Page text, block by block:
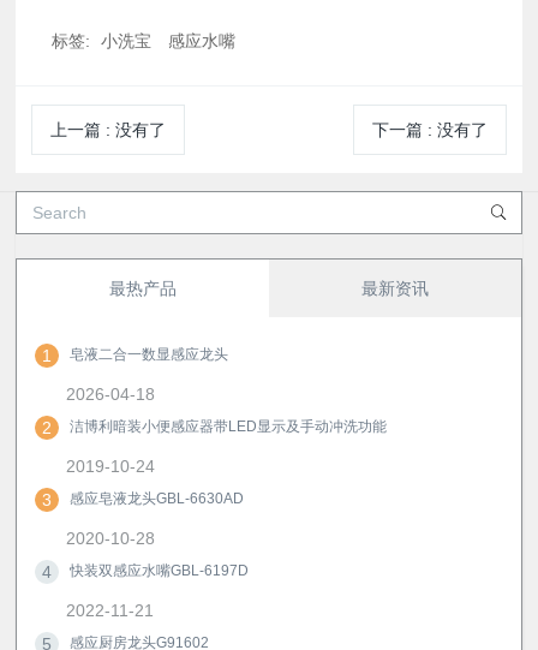
标签: 小洗宝 感应水嘴
上一篇 :没有了 下一篇: 没有了
最热产品 最新资讯
1 皂液二合一数显感应龙头
2026-04-18
2
洁博利暗装小便感应器带LED显示及手动冲洗功能
2019-10-24
3
感应皂液龙头GBL-6630AD
2020-10-28
4
快装双感应水嘴GBL-6197D
2022-11-21
5
感应厨房龙头G91602